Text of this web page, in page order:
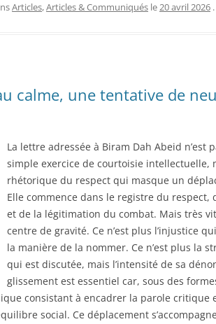
Articles,Articles & Communiqués le20 avril 2026 .
calme, une tentative de
La lettre adressée à Biram Dah Abeid n’est
simple exercice de courtoisie intellectuelle,
rhétorique du respect qui masque un
Elle commence dans le registre du respect,
et de la légitimation du combat. Mais très
centre de gravité. Ce n’est plus l’injustice
la manière de la nommer. Ce n’est plus la
qui est discutée, mais l’intensité de sa
glissement est essentiel car, sous des
consistant à encadrer la parole critique
social. Ce déplacement